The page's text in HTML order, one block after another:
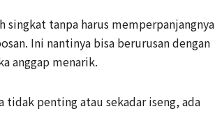
singkat tanpa harus memperpanjangnya
Ini nantinya bisa berurusan dengan
anggap menarik.
penting atau sekadar iseng, ada